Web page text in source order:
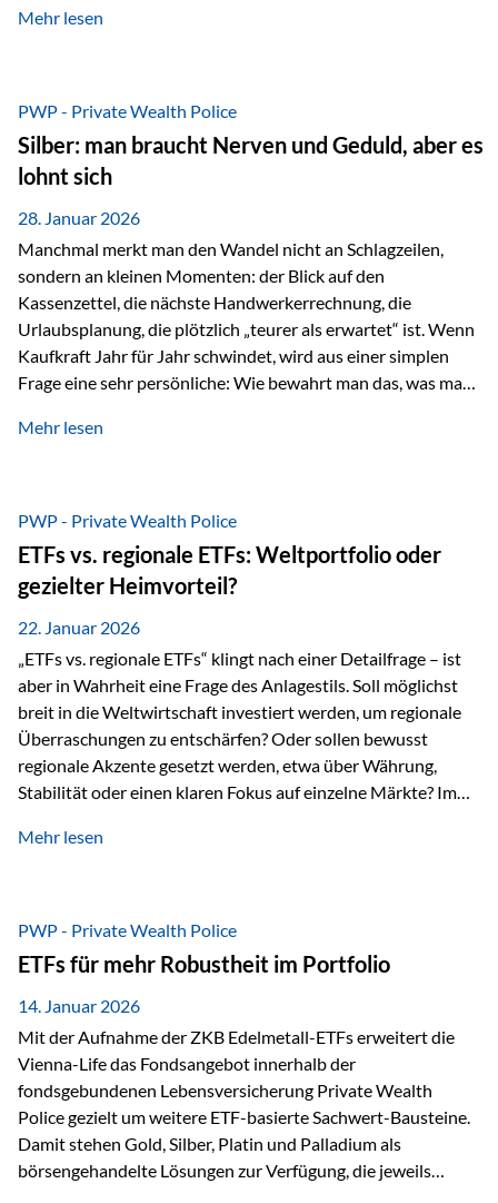
starken Anstiegen. Diese verändern jedoch nicht die
von geopolitischen Spannungen, einer stark ausgeweiteten
Geldmenge sowie strukturellen Verschiebungen an den
Kapitalmärkten geprägt ist, bleibt Gold ein bewährter Anker.
Nicht, weil…
Mehr lesen
PWP - Private Wealth Police
Silber: man braucht Nerven und Geduld, aber es
lohnt sich
28. Januar 2026
Manchmal merkt man den Wandel nicht an Schlagzeilen,
sondern an kleinen Momenten: der Blick auf den
Kassenzettel, die nächste Handwerkerrechnung, die
Urlaubsplanung, die plötzlich „teurer als erwartet“ ist. Wenn
Kaufkraft Jahr für Jahr schwindet, wird aus einer simplen
Frage eine sehr persönliche: Wie bewahrt man das, was man
Sachwerten mit einer Investition in Sachwerte zu
gerade dann, wenn Märkte nervös werden,…
Mehr lesen
PWP - Private Wealth Police
ETFs vs. regionale ETFs: Weltportfolio oder
gezielter Heimvorteil?
22. Januar 2026
„ETFs vs. regionale ETFs“ klingt nach einer Detailfrage – ist
aber in Wahrheit eine Frage des Anlagestils. Soll möglichst
breit in die Weltwirtschaft investiert werden, um regionale
Überraschungen zu entschärfen? Oder sollen bewusst
regionale Akzente gesetzt werden, etwa über Währung,
Stabilität oder einen klaren Fokus auf einzelne Märkte? Im
Wealth Police der Vienna-Life lassen sich beide Ansätze
Risikostreuung, Inflationsrobustheit und Stabilisierung. 1)
Die Philosophiefrage: breit oder bewusst? Global investieren
bedeutet: Das Portfolio bildet die Weltmärkte möglichst
breit ab, ohne die…
Mehr lesen
PWP - Private Wealth Police
ETFs für mehr Robustheit im Portfolio
14. Januar 2026
Mit der Aufnahme der ZKB Edelmetall-ETFs erweitert die
Vienna-Life das Fondsangebot innerhalb der
fondsgebundenen Lebensversicherung Private Wealth
Police gezielt um weitere ETF-basierte Sachwert-Bausteine.
Damit stehen Gold, Silber, Platin und Palladium als
börsengehandelte Lösungen zur Verfügung, die jeweils